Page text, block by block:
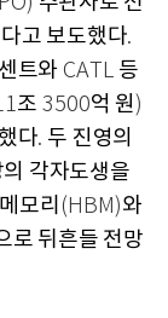
고 보도했다.
트와 CATL 등
조 3500억 원 )
다. 두 진영의
각자도생을
모리 (HBM)와
로 뒤흔들 전망